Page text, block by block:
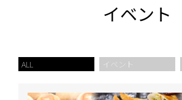
イベント
ALL イベント